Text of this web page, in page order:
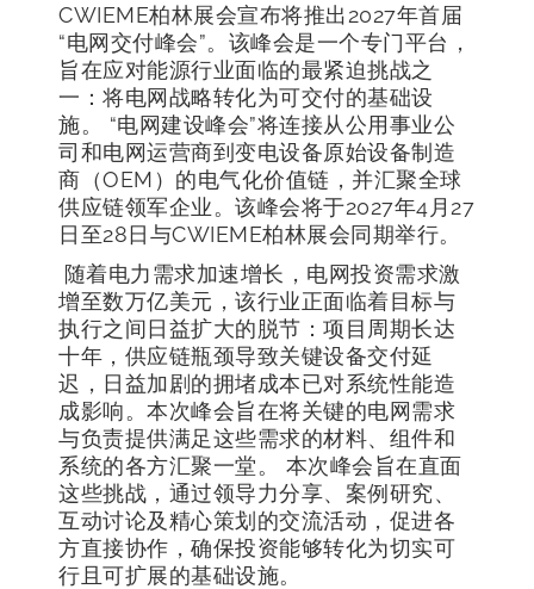
CWIEME柏林展会宣布将推出2027年首届
“电网交付峰会”。该峰会是一个专门平台，
旨在应对能源行业面临的最紧迫挑战之
一：将电网战略转化为可交付的基础设
施。 “电网建设峰会”将连接从公用事业公
司和电网运营商到变电设备原始设备制造
商（OEM）的电气化价值链，并汇聚全球
供应链领军企业。该峰会将于2027年4月27
日至28日与CWIEME柏林展会同期举行。
随着电力需求加速增长，电网投资需求激
增至数万亿美元，该行业正面临着目标与
执行之间日益扩大的脱节：项目周期长达
十年，供应链瓶颈导致关键设备交付延
迟，日益加剧的拥堵成本已对系统性能造
成影响。本次峰会旨在将关键的电网需求
与负责提供满足这些需求的材料、组件和
系统的各方汇聚一堂。 本次峰会旨在直面
这些挑战，通过领导力分享、案例研究、
互动讨论及精心策划的交流活动，促进各
方直接协作，确保投资能够转化为切实可
行且可扩展的基础设施。